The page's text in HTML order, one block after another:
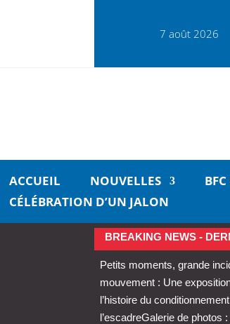
7 août 2026
ACCUEIL NOUVELLES
CÉLÉBRATION D’UN JALON
BREAKING NEWS -
Petits moments, grande
mouvement : Une
l’histoire du
l’escadreGalerie de photos